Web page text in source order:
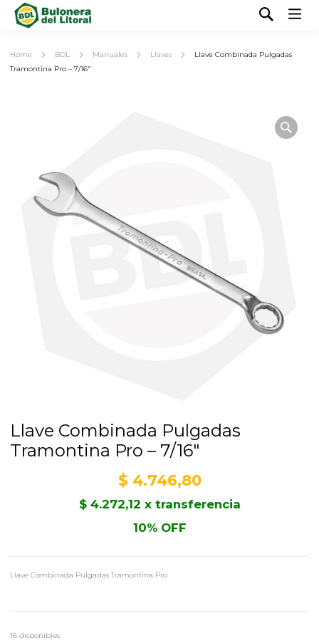
Home BDL Manuales Llaves
Llave Combinada Pulgadas
Tramontina Pro – 7/16″
Llave Combinada Pulgadas
Tramontina Pro – 7/16″
$ 4.746,80
$4.272,12 x transferencia
10% OFF
Llave Combinada Pulgadas Tramontina Pro
16 disponibles